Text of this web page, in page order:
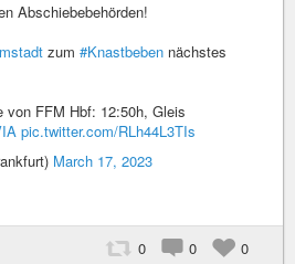
Abschiebebehörden!
zum #Knastbeben nächstes
von FFM Hbf: 12:50h, Gleis
pic.twitter.com/RLh44L3TIs
March 17, 2023
0 0 0